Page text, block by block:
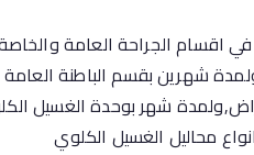
اقسام الجراحة العامة
شهرين بقسم الباطنة
شهر بوحدة الغسيل
محاليل الغسيل الكلوي